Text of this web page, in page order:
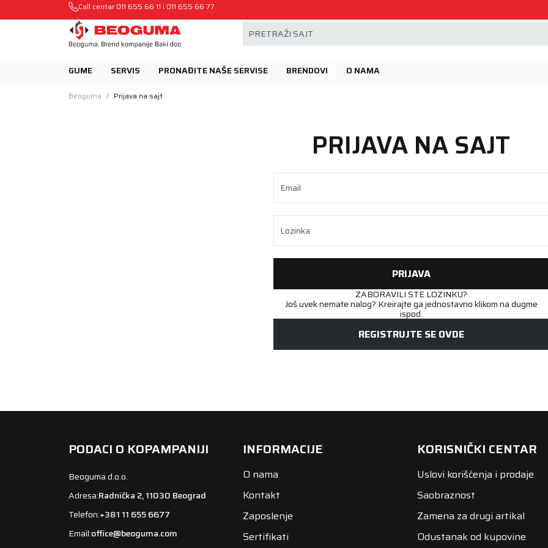
Call centar 011 655 66 11 i 011 655 66 77
Mehanika automobila u Beogumu.
PRETRAŽI SAJT
GUME SERVIS PRONAĐITE NAŠE SERVISE BRENDOVI O NAMA
Beoguma Prijava na sajt
PRIJAVA NA SAJT
Email
Lozinka
PRIJAVA
ZABORAVILI STE LOZINKU?
Još uvek nemate nalog? Kreirajte ga jednostavno klikom na dugme
ispod.
REGISTRUJTE SE OVDE
PODACI O KOPAMPANIJI
Beoguma d.o.o.
Adresa:Radnička 2, 11030 Beograd
Telefon:+381 11 655 6677
Email:office@beoguma.com
INFORMACIJE
O nama
Kontakt
Zaposlenje
Sertifikati
KORISNIČKI CENTAR
Uslovi korišćenja i prodaje
Saobraznost
Zamena za drugi artikal
Odustanak od kupovine